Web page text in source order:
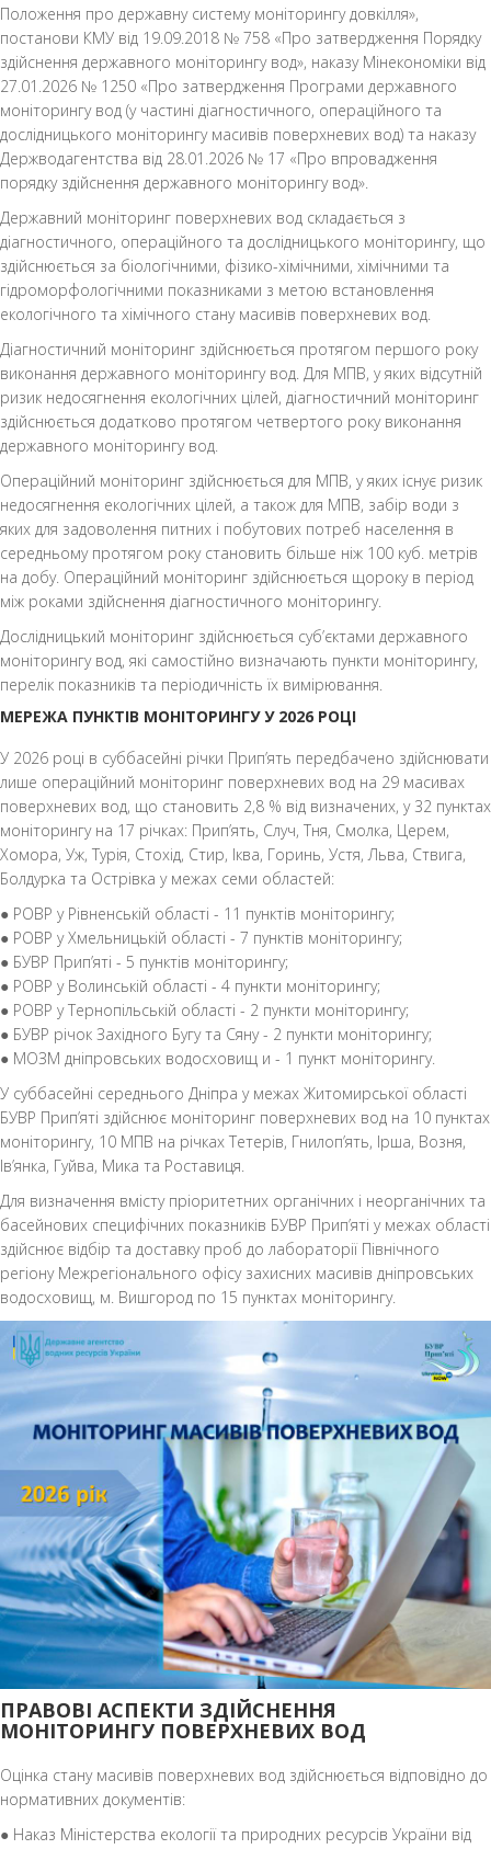
Положення про державну систему моніторингу довкілля»,
постанови КМУ від 19.09.2018 № 758 «Про затвердження Порядку
здійснення державного моніторингу вод», наказу Мінекономіки від
27.01.2026 № 1250 «Про затвердження Програми державного
моніторингу вод (у частині діагностичного, операційного та
дослідницького моніторингу масивів поверхневих вод) та наказу
Держводагентства від 28.01.2026 № 17 «Про впровадження
порядку здійснення державного моніторингу вод».
Державний моніторинг поверхневих вод складається з
діагностичного, операційного та дослідницького моніторингу, що
здійснюється за біологічними, фізико-хімічними, хімічними та
гідроморфологічними показниками з метою встановлення
екологічного та хімічного стану масивів поверхневих вод.
Діагностичний моніторинг здійснюється протягом першого року
виконання державного моніторингу вод. Для МПВ, у яких відсутній
ризик недосягнення екологічних цілей, діагностичний моніторинг
здійснюється додатково протягом четвертого року виконання
державного моніторингу вод.
Операційний моніторинг здійснюється для МПВ, у яких існує ризик
недосягнення екологічних цілей, а також для МПВ, забір води з
яких для задоволення питних і побутових потреб населення в
середньому протягом року становить більше ніж 100 куб. метрів
на добу. Операційний моніторинг здійснюється щороку в період
між роками здійснення діагностичного моніторингу.
Дослідницький моніторинг здійснюється суб’єктами державного
моніторингу вод, які самостійно визначають пункти моніторингу,
перелік показників та періодичність їх вимірювання.
МЕРЕЖА ПУНКТІВ МОНІТОРИНГУ У 2026 РОЦІ
У 2026 році в суббасейні річки Прип’ять передбачено здійснювати
лише операційний моніторинг поверхневих вод на 29 масивах
поверхневих вод, що становить 2,8 % від визначених, у 32 пунктах
моніторингу на 17 річках: Прип’ять, Случ, Тня, Смолка, Церем,
Хомора, Уж, Турія, Стохід, Стир, Іква, Горинь, Устя, Льва, Ствига,
Болдурка та Острівка у межах семи областей:
● РОВР у Рівненській області - 11 пунктів моніторингу;
● РОВР у Хмельницькій області - 7 пунктів моніторингу;
● БУВР Прип’яті - 5 пунктів моніторингу;
● РОВР у Волинській області - 4 пункти моніторингу;
● РОВР у Тернопільській області - 2 пункти моніторингу;
● БУВР річок Західного Бугу та Сяну - 2 пункти моніторингу;
● МОЗМ дніпровських водосховищ и - 1 пункт моніторингу.
У суббасейні середнього Дніпра у межах Житомирської області
БУВР Прип’яті здійснює моніторинг поверхневих вод на 10 пунктах
моніторингу, 10 МПВ на річках Тетерів, Гнилоп’ять, Ірша, Возня,
Ів’янка, Гуйва, Мика та Роставиця.
Для визначення вмісту пріоритетних органічних і неорганічних та
басейнових специфічних показників БУВР Прип’яті у межах області
здійснює відбір та доставку проб до лабораторії Північного
регіону Межрегіонального офісу захисних масивів дніпровських
водосховищ, м. Вишгород по 15 пунктах моніторингу.
ПРАВОВІ АСПЕКТИ ЗДІЙСНЕННЯ
МОНІТОРИНГУ ПОВЕРХНЕВИХ ВОД
Оцінка стану масивів поверхневих вод здійснюється відповідно до
нормативних документів:
● Наказ Міністерства екології та природних ресурсів України від